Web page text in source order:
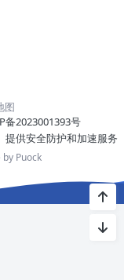
图
备2023001393号
提供安全防护和加速服务
by Puock